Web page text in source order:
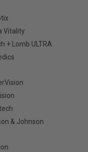
Vitality
+ Lomb ULTRA
& Johnson